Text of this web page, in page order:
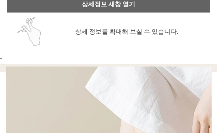
상세정보 새창 열기
상세 정보를 확대해 보실 수 있습니다.
"